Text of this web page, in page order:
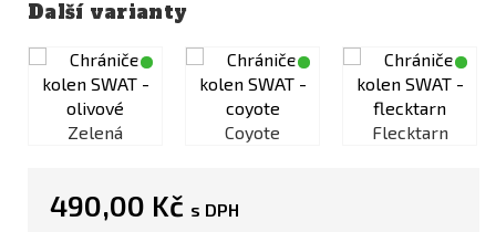
Další varianty
Zelená Coyote Flecktarn
490,00 Kč s DPH